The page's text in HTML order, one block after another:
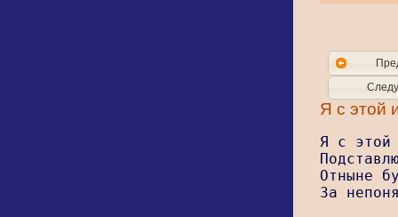
Я с этой
Я с этой
Отныне
За